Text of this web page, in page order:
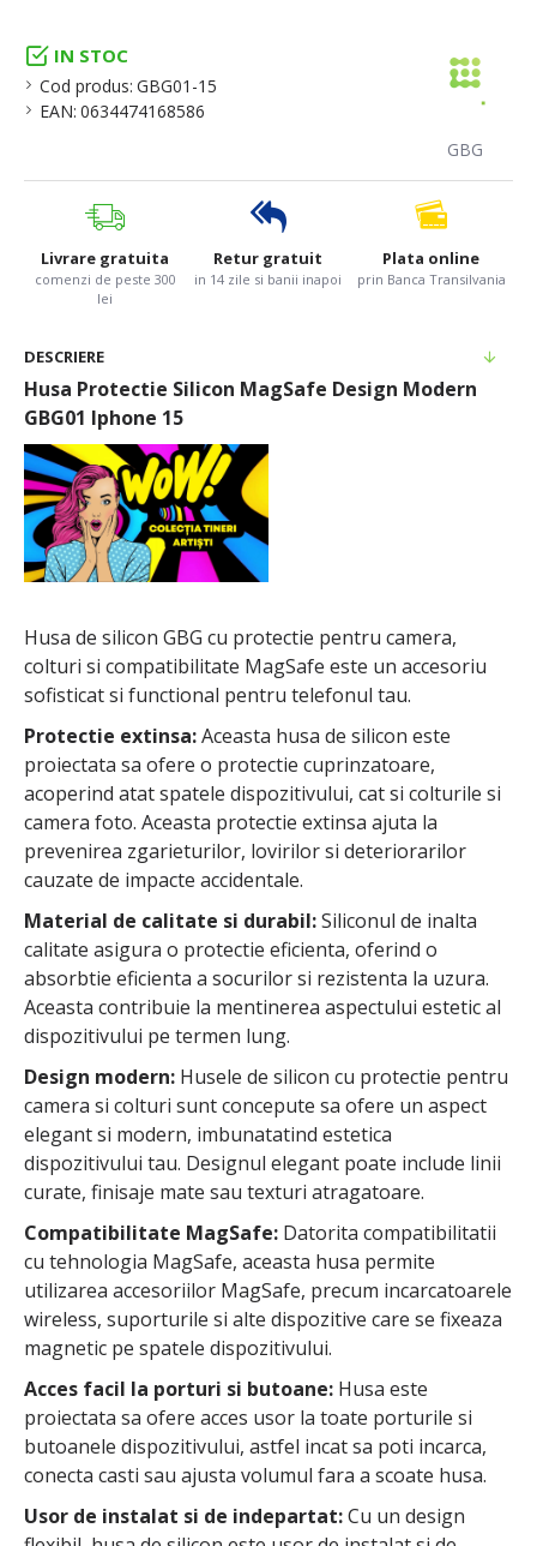
IN STOC
Cod produs: GBG01-15
EAN: 0634474168586
GBG
Livrare gratuita
comenzi de peste 300
lei
Retur gratuit
in 14 zile si banii inapoi
Plata online
prin Banca Transilvania
DESCRIERE
Husa Protectie Silicon MagSafe Design Modern
GBG01 Iphone 15
Husa de silicon GBG cu protectie pentru camera,
colturi si compatibilitate MagSafe este un accesoriu
sofisticat si functional pentru telefonul tau.
Protectie extinsa:Aceasta husa de silicon este
proiectata sa ofere o protectie cuprinzatoare,
acoperind atat spatele dispozitivului, cat si colturile si
camera foto. Aceasta protectie extinsa ajuta la
prevenirea zgarieturilor, lovirilor si deteriorarilor
cauzate de impacte accidentale.
Material de calitate si durabil:Siliconul de inalta
calitate asigura o protectie eficienta, oferind o
absorbtie eficienta a socurilor si rezistenta la uzura.
Aceasta contribuie la mentinerea aspectului estetic al
dispozitivului pe termen lung.
Design modern: Husele de silicon cu protectie pentru
camera si colturi sunt concepute sa ofere un aspect
elegant si modern, imbunatatind estetica
dispozitivului tau. Designul elegant poate include linii
curate, finisaje mate sau texturi atragatoare.
Compatibilitate MagSafe: Datorita compatibilitatii
cu tehnologia MagSafe, aceasta husa permite
utilizarea accesoriilor MagSafe, precum incarcatoarele
wireless, suporturile si alte dispozitive care se fixeaza
magnetic pe spatele dispozitivului.
Acces facil la porturi si butoane: Husa este
proiectata sa ofere acces usor la toate porturile si
butoanele dispozitivului, astfel incat sa poti incarca,
conecta casti sau ajusta volumul fara a scoate husa.
Usor de instalat si de indepartat:Cu un design